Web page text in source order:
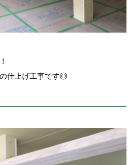
仕上げ工事です◎